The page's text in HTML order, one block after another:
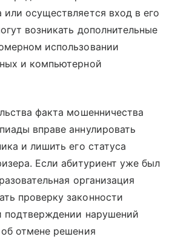
осуществляется вход в его
возникать дополнительные
использовании
и компьютерной
факта мошенничества
вправе аннулировать
и лишить его статуса
Если абитуриент уже был
организация
проверку законности
подтверждении нарушений
отмене решения